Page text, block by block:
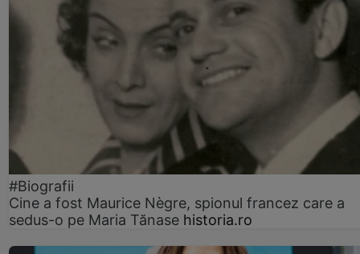
#Biografii
Cine a fost Maurice Nègre, spionul francez care a
sedus-o pe Maria Tănase historia.ro